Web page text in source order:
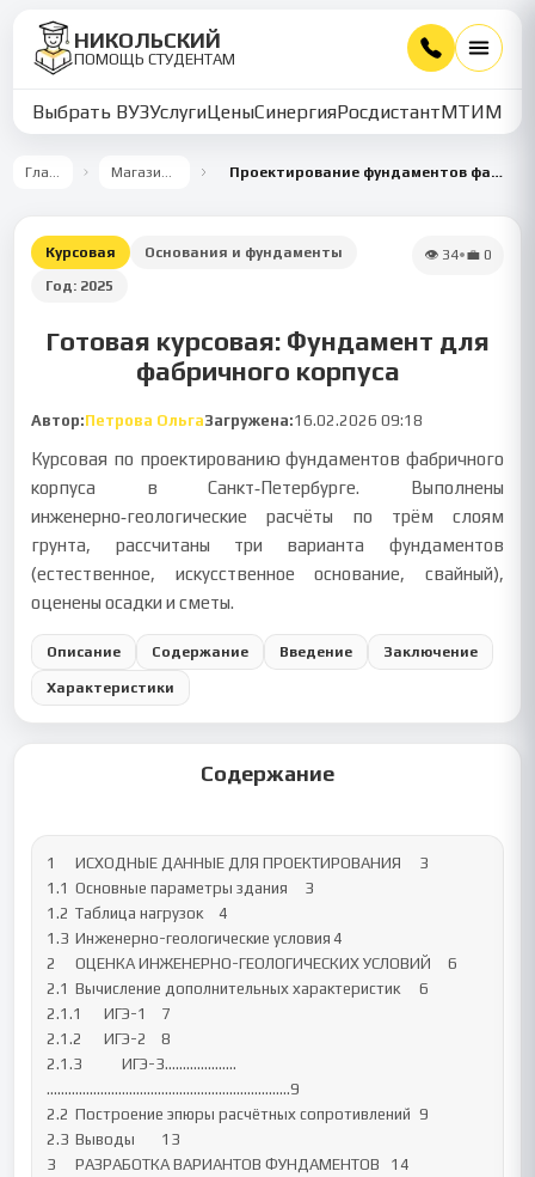
НИКОЛЬСКИЙ
ПОМОЩЬ СТУДЕНТАМ
Выбрать ВУЗУслугиЦеныСинергияРосдистантМТИММУ
Главная Магазин работ Проектирование фундаментов фабричного корпуса
Курсовая
Основания и фундаменты
Год: 2025
👁 34•💼 0
Готовая курсовая: Фундамент для
фабричного корпуса
Автор:Петрова ОльгаЗагружена:16.02.2026 09:18
Курсовая по проектированию фундаментов фабричного
корпуса в Санкт‑Петербурге. Выполнены
инженерно‑геологические расчёты по трём слоям
грунта, рассчитаны три варианта фундаментов
(естественное, искусственное основание, свайный),
оценены осадки и сметы.
Описание Содержание Введение Заключение
Характеристики
Содержание
1	ИСХОДНЫЕ ДАННЫЕ ДЛЯ ПРОЕКТИРОВАНИЯ	3
1.1	Основные параметры здания	3
1.2	Таблица нагрузок	4
1.3	Инженерно-геологические условия	4
2	ОЦЕНКА ИНЖЕНЕРНО-ГЕОЛОГИЧЕСКИХ УСЛОВИЙ	6
2.1	Вычисление дополнительных характеристик	6
2.1.1	ИГЭ-1	7
2.1.2	ИГЭ-2	8
2.1.3           ИГЭ-3………………..
…………………………………………………………..9
2.2	Построение эпюры расчётных сопротивлений	9
2.3	Выводы	13
3	РАЗРАБОТКА ВАРИАНТОВ ФУНДАМЕНТОВ	14